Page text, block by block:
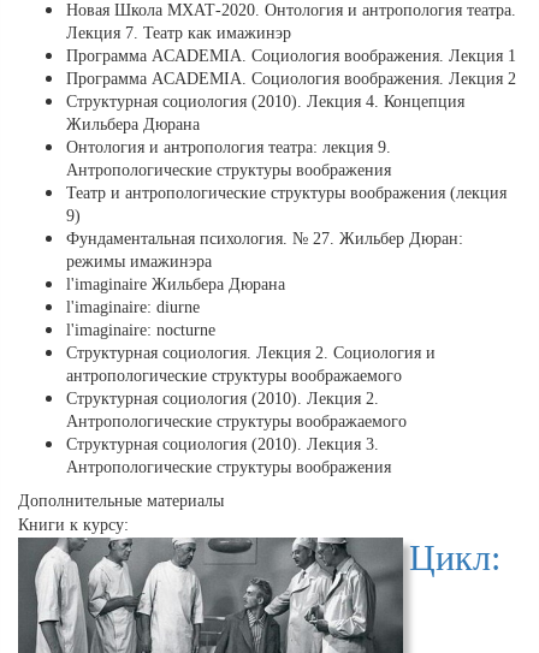
Новая Школа МХАТ-2020. Онтология и антропология театра.
Лекция 7. Театр как имажинэр
Программа ACADEMIA. Социология воображения. Лекция 1
Программа ACADEMIA. Социология воображения. Лекция 2
Структурная социология (2010). Лекция 4. Концепция
Жильбера Дюрана
Онтология и антропология театра: лекция 9.
Антропологические структуры воображения
Театр и антропологические структуры воображения (лекция
9)
Фундаментальная психология. № 27. Жильбер Дюран:
режимы имажинэра
l'imaginaire Жильбера Дюрана
l'imaginaire: diurne
l'imaginaire: nocturne
Структурная социология. Лекция 2. Социология и
антропологические структуры воображаемого
Структурная социология (2010). Лекция 2.
Антропологические структуры воображаемого
Структурная социология (2010). Лекция 3.
Антропологические структуры воображения
Дополнительные материалы
Книги к курсу:
Цикл: